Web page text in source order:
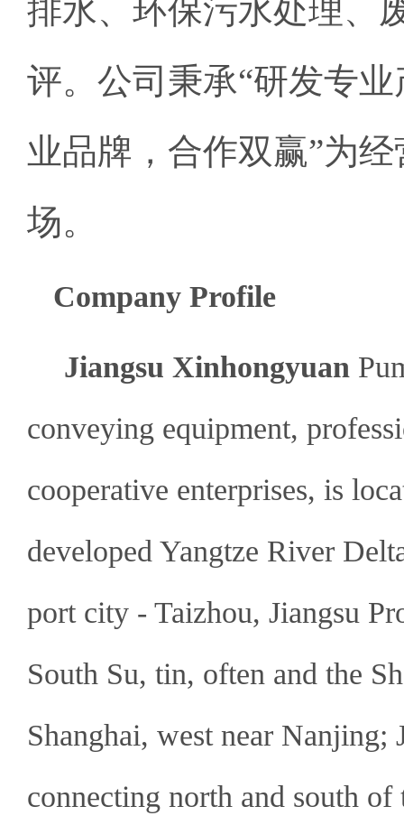
排水、环保污水处理、
评。公司秉承“研发专
业品牌，合作双赢”为
场。
Company Profile
Jiangsu Xinhongyuan
conveying equipment,
cooperative enterprises, is
developed Yangtze River
port city - Taizhou, Jiangsu
South Su, tin, often and the
Shanghai, west near
connecting north and south